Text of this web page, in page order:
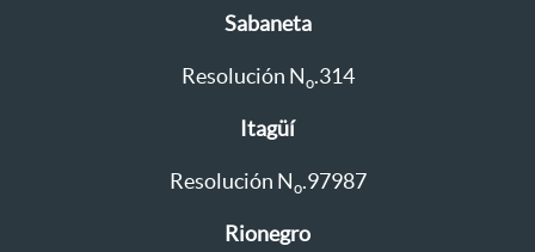
Sabaneta
Resolución N o.314
Itagüí
Resolución N o.97987
Rionegro